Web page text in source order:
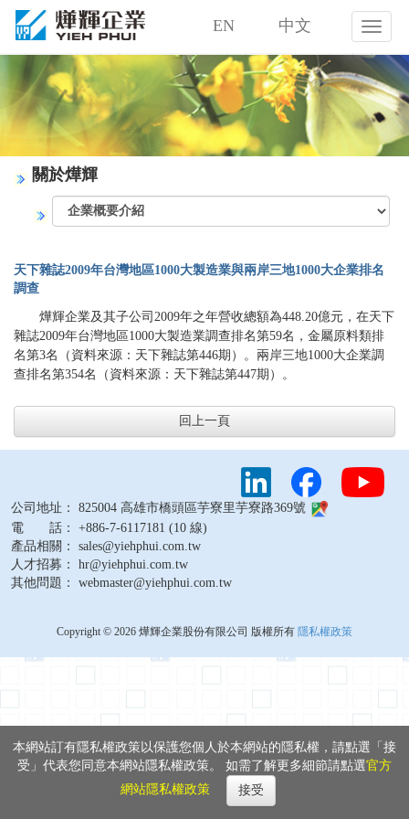
燁
輝
企
業
股
份
有
限
司
EN 中文
關於燁輝
天下雜誌2009年台灣地區1000大製造業與兩岸三地1000大企業排名
調查
燁輝企業及其子公司2009年之年營收總額為448.20億元，在天下
雜誌2009年台灣地區1000大製造業調查排名第59名，金屬原料類排
名第3名（資料來源：天下雜誌第446期）。兩岸三地1000大企業調
查排名第354名（資料來源：天下雜誌第447期）。
回上一頁
公司地址： 825004 高雄市橋頭區芋寮里芋寮路369號
電 話： +886-7-6117181 (10 線)
產品相關： sales@yiehphui.com.tw
人才招募： hr@yiehphui.com.tw
其他問題： webmaster@yiehphui.com.tw
Copyright © 2026 燁輝企業股份有限公司 版權所有 隱私權政策
本網站訂有隱私權政策以保護您個人於本網站的隱私權，請點選「接
受」代表您同意本網站隱私權政策。 如需了解更多細節請點選官方
網站隱私權政策
接受